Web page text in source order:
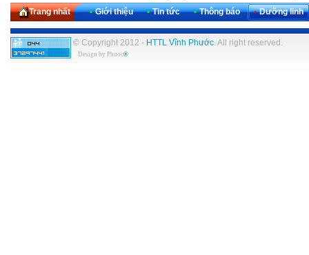
Trang nhất
• Giới thiệu • Tin tức • Thông báo • Dưỡng linh
© Copyright 2012 - HTTL Vĩnh Phước. All right reserved.
Design by Phuoc®